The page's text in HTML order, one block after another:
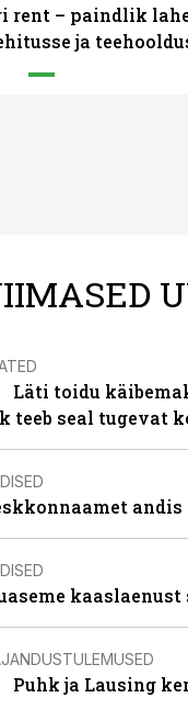
rent – paindlik
ja
Läti toidu
teeb seal tugevat
kaaslaenust
Puhk ja Lausing